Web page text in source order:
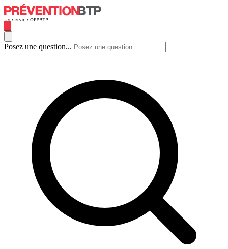
Posez une question...